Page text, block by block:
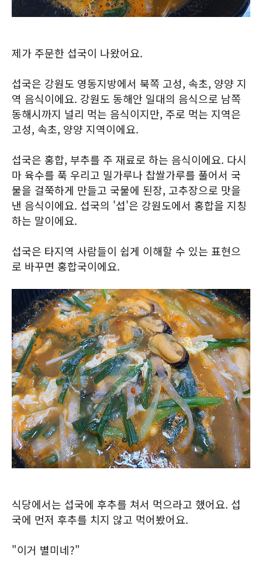
제가 주문한 섭국이 나왔어요.
섭국은 강원도 영동지방에서 북쪽 고성, 속초, 양양 지
역 음식이에요. 강원도 동해안 일대의 음식으로 남쪽
동해시까지 널리 먹는 음식이지만, 주로 먹는 지역은
고성, 속초, 양양 지역이에요.
섭국은 홍합, 부추를 주 재료로 하는 음식이에요. 다시
마 육수를 푹 우리고 밀가루나 찹쌀가루를 풀어서 국
물을 걸쭉하게 만들고 국물에 된장, 고추장으로 맛을
낸 음식이에요. 섭국의 '섭'은 강원도에서 홍합을 지칭
하는 말이에요.
섭국은 타지역 사람들이 쉽게 이해할 수 있는 표현으
로 바꾸면 홍합국이에요.
식당에서는 섭국에 후추를 쳐서 먹으라고 했어요. 섭
국에 먼저 후추를 치지 않고 먹어봤어요.
"이거 별미네?"